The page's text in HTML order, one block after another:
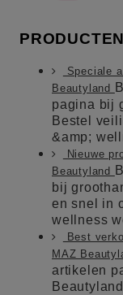
PRODUCTEN
Speciale
Beautyland
pagina bij
Bestel
&amp;
Nieuwe
Beautyland
bij
en snel in
wellness
Best
MAZ
artikelen